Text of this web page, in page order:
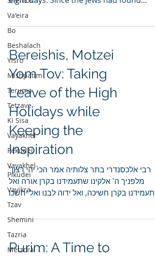
Va'eira
Bo
Beshalach
Yisro
Mishpatim
Teruma
Tetzave
Ki Sisa
Vayakhel
Pekudei
Vayakhel-
Pikudei
Vayikra
Tzav
Shemini
Tazria
Metzora
enough oil to burn...
Bereishis, Motzei
Yom Tov: Taking
Leave of the High
Holidays while
Keeping the
Inspiration
"רבי אלכסנדרי בתר צלותיה אמר הכי יהי רצון
מלפניך ה' אלקינו שתעמידנו בקרן אורה ואל
תעמידנו בקרן חשיכה, ואל ידוה לבנו ואל יחשכו
Purim: A Time to